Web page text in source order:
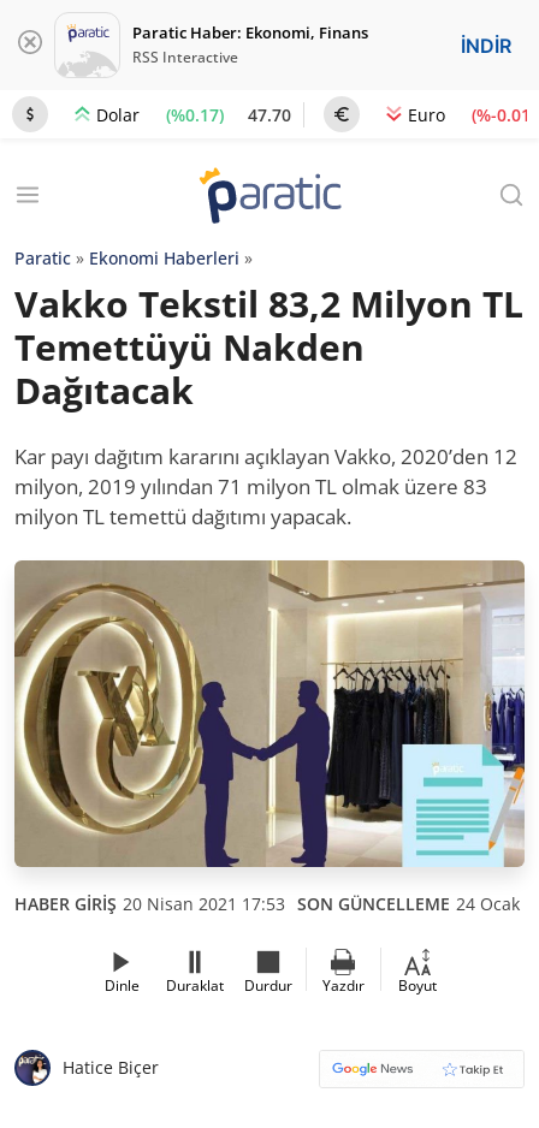
Paratic Haber: Ekonomi, Finans
RSS Interactive İNDİR
Dolar (%0.17) 47.70 Euro (%-0.01)
Paratic » Ekonomi Haberleri »
Vakko Tekstil 83,2 Milyon TL
Temettüyü Nakden
Dağıtacak
Kar payı dağıtım kararını açıklayan Vakko, 2020’den 12
milyon, 2019 yılından 71 milyon TL olmak üzere 83
milyon TL temettü dağıtımı yapacak.
HABER GİRİŞ 20 Nisan 2021 17:53 SON GÜNCELLEME 24 Ocak
Dinle Duraklat Durdur Yazdır Boyut
Hatice Biçer